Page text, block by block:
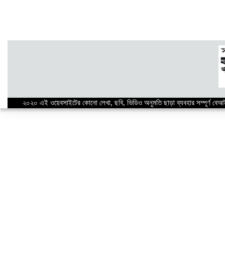
২০২০ এই ওয়েবসাইটের কোনো লেখা, ছবি, ভিডিও অনুমতি ছাড়া ব্যবহার সম্পূর্ণ